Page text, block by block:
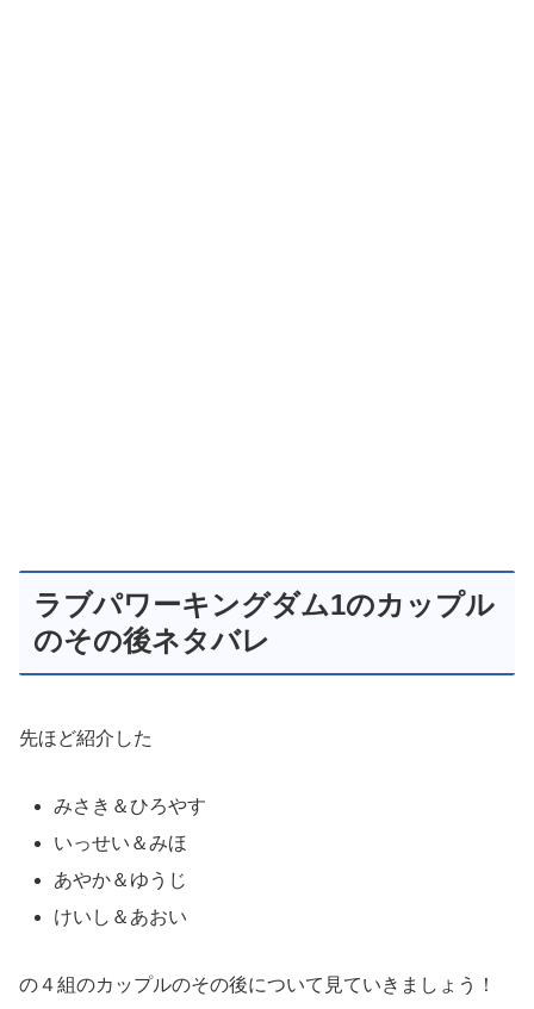
ラブパワーキングダム1のカップル
のその後ネタバレ
先ほど紹介した
みさき＆ひろやす
いっせい＆みほ
あやか＆ゆうじ
けいし＆あおい
の４組のカップルのその後について見ていきましょう！